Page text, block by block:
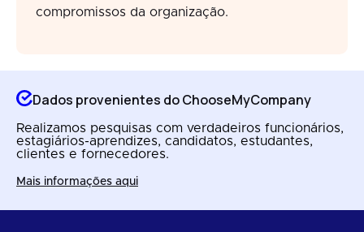
compromissos da organização.
Dados provenientes do ChooseMyCompany
Realizamos pesquisas com verdadeiros funcionários,
estagiários-aprendizes, candidatos, estudantes,
clientes e fornecedores.
Mais informações aqui